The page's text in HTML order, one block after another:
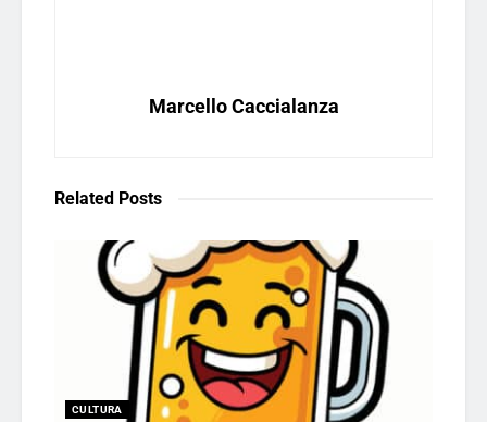
Marcello Caccialanza
Related Posts
CULTURA